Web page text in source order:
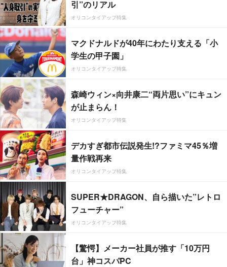
引”のリアル
オリコンタイアップ特集
マクドナルドが40年にわたり支える「小
学生の甲子園」
オリコンタイアップ特集
森崎ウィン×向井康二“両片思い”にキュン
が止まらん！
オリコンタイアップ特集
デカすぎ都市伝説発生!?ファミマ45％増
量作戦再来
オリコンタイアップ特集
SUPER★DRAGON、自ら描いた”レトロ
フューチャー”
オリコンタイアップ特集
【驚愕】メーカー社員が推す「10万円
台」神コスパPC